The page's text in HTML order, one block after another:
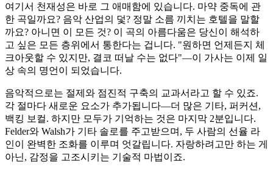
여기서 천재성은 바로 그 애매함에 있습니다. 마약 중독에 관
한 곡일까요? 음악 산업의 덫? 정말 소름 끼치는 호텔을 말할
까요? 아니면 이 모든 것? 이 곡의 아름다움은 당신이 해석하
고 싶은 모든 층위에서 통한다는 겁니다. "원하면 언제든지 체
크아웃할 수 있지만, 결코 떠날 수는 없다"—이 가사는 이제 일
상 속의 명언이 되었습니다.
음악적으로는 절제와 점진적 구축의 교과서라고 할 수 있죠.
각 절마다 새로운 요소가 추가됩니다—더 많은 기타, 퍼커션,
백킹 보컬. 하지만 모두가 기억하는 것은 마지막 2분입니다.
Felder와 Walsh가 기타 솔로를 주고받으며, 두 사람의 선율 라
인이 완벽한 조화를 이루며 엇갈립니다. 자랑하려고만 하는 게
아닌, 감정을 고조시키는 기술적 마법이죠.